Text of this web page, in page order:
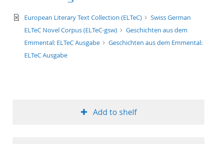
format
text/xml
European Literary Text Collection (ELTeC)
Swiss German
ELTeC Novel Corpus (ELTeC-gsw)
Geschichten aus dem
Emmental: ELTeC Ausgabe
Geschichten aus dem Emmental:
ELTeC Ausgabe
Add to shelf